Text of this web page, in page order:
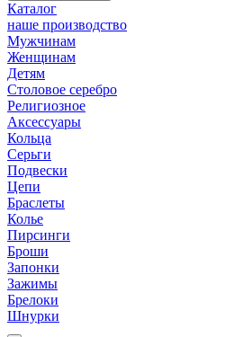
Каталог
наше производство
Мужчинам
Женщинам
Детям
Столовое серебро
Религиозное
Аксессуары
Кольца
Серьги
Подвески
Цепи
Браслеты
Колье
Пирсинги
Броши
Запонки
Зажимы
Брелоки
Шнурки